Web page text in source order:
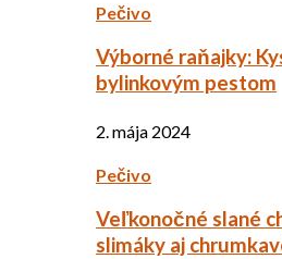
Pečivo
Výborné raňajky:
bylinkovým pestom
2. mája 2024
Pečivo
Veľkonočné slané
slimáky aj